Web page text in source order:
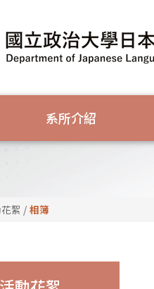
系所介紹
絮 / 相簿